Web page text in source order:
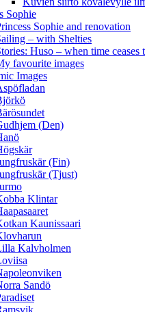
Sophie
Sophie and renovation
– with Shelties
Huso – when time ceases
favourite images
Images
(Den)
(Fin)
(Tjust)
Klintar
Kaunissaari
Kalvholmen
Sandö